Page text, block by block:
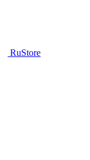
RuStore